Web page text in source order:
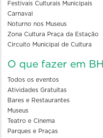
Festivais Culturais Municipais
Carnaval
Noturno nos Museus
Zona Cultura Praça da Estação
Circuito Municipal de Cultura
O que fazer em BH
Todos os eventos
Atividades Gratuitas
Bares e Restaurantes
Museus
Teatro e Cinema
Parques e Praças